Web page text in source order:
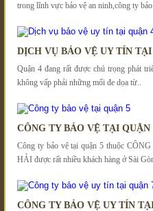
trong lĩnh vực bảo vệ an ninh,công ty
DỊCH VỤ BẢO VỆ UY TÍN TẠI
Quận 4 đang rất được chú trọng phát
không vấp phải những mối đe dọa từ..
CÔNG TY BẢO VỆ TẠI QUẬN
Công ty bảo vệ tại quận 5 thuộc
HẢI được rất nhiều khách hàng ở Sài
CÔNG TY BẢO VỆ UY TÍN